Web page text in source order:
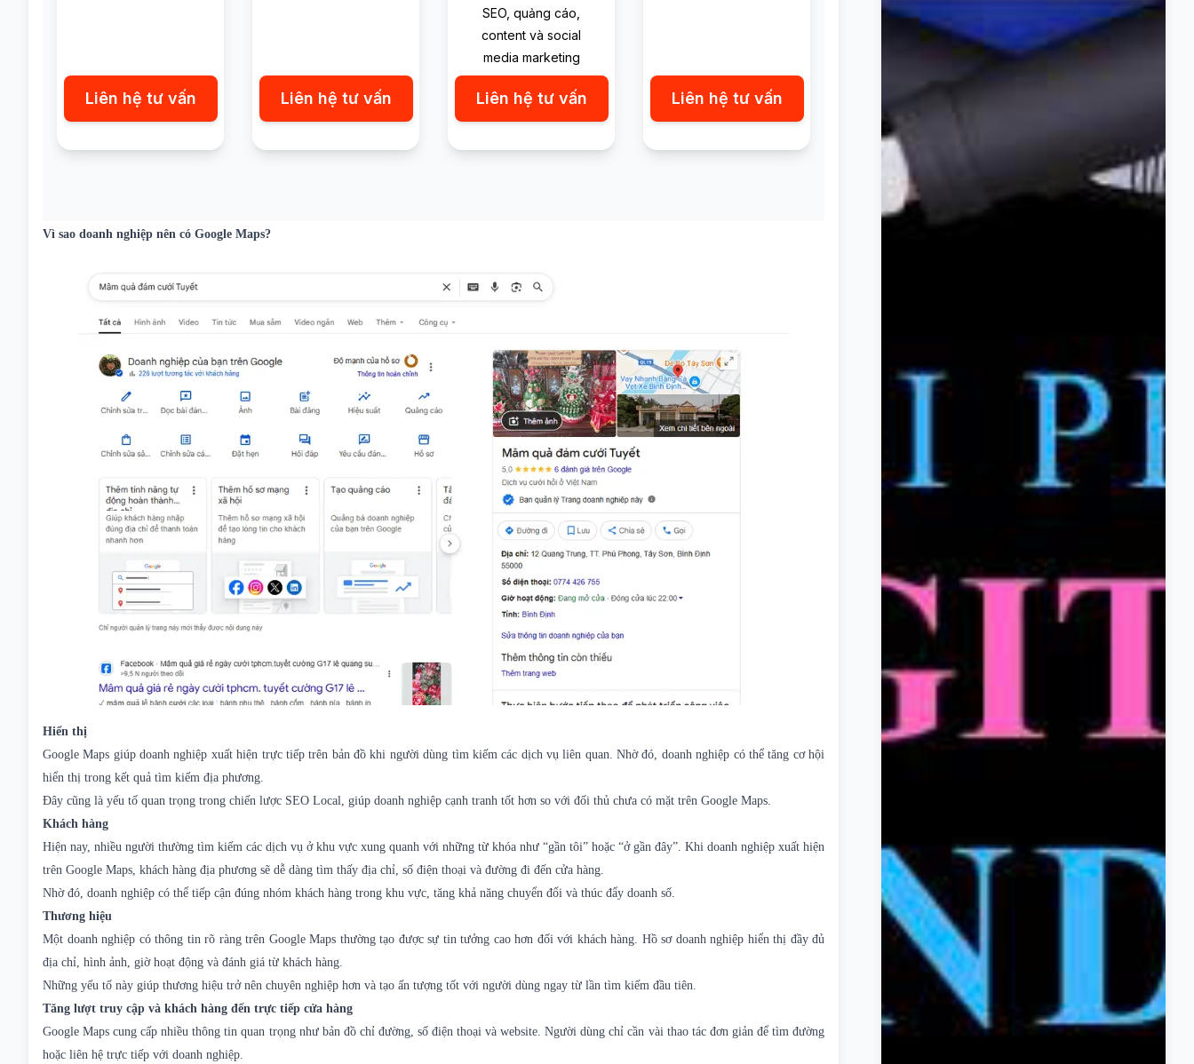
Liên hệ tư vấn Liên hệ tư vấn
SEO, quảng cáo,
content và social
media marketing
Liên hệ tư vấn Liên hệ tư vấn
Vì sao doanh nghiệp nên có Google Maps?
Hiển thị
Google Maps giúp doanh nghiệp xuất hiện trực tiếp trên bản đồ khi người dùng tìm kiếm các dịch vụ liên quan. Nhờ đó, doanh nghiệp có thể tăng cơ hội
hiển thị trong kết quả tìm kiếm địa phương.
Đây cũng là yếu tố quan trọng trong chiến lược SEO Local, giúp doanh nghiệp cạnh tranh tốt hơn so với đối thủ chưa có mặt trên Google Maps.
Khách hàng
Hiện nay, nhiều người thường tìm kiếm các dịch vụ ở khu vực xung quanh với những từ khóa như “gần tôi” hoặc “ở gần đây”. Khi doanh nghiệp xuất hiện
trên Google Maps, khách hàng địa phương sẽ dễ dàng tìm thấy địa chỉ, số điện thoại và đường đi đến cửa hàng.
Nhờ đó, doanh nghiệp có thể tiếp cận đúng nhóm khách hàng trong khu vực, tăng khả năng chuyển đổi và thúc đẩy doanh số.
Thương hiệu
Một doanh nghiệp có thông tin rõ ràng trên Google Maps thường tạo được sự tin tưởng cao hơn đối với khách hàng. Hồ sơ doanh nghiệp hiển thị đầy đủ
địa chỉ, hình ảnh, giờ hoạt động và đánh giá từ khách hàng.
Những yếu tố này giúp thương hiệu trở nên chuyên nghiệp hơn và tạo ấn tượng tốt với người dùng ngay từ lần tìm kiếm đầu tiên.
Tăng lượt truy cập và khách hàng đến trực tiếp cửa hàng
Google Maps cung cấp nhiều thông tin quan trọng như bản đồ chỉ đường, số điện thoại và website. Người dùng chỉ cần vài thao tác đơn giản để tìm đường
hoặc liên hệ trực tiếp với doanh nghiệp.